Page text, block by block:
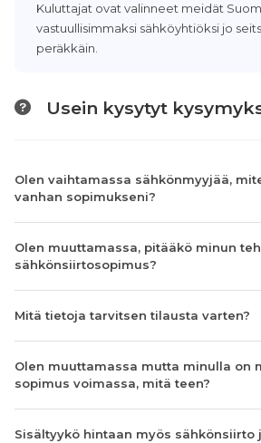
Kuluttajat ovat valinneet meidät
vastuullisimmaksi sähköyhtiöksi jo
peräkkäin.
Usein kysytyt
Olen vaihtamassa sähkönmyyjää,
vanhan sopimukseni?
Olen muuttamassa, pitääkö minun
sähkönsiirtosopimus?
Mitä tietoja tarvitsen tilausta varten?
Olen muuttamassa mutta minulla on
sopimus voimassa, mitä teen?
Sisältyykö hintaan myös sähkönsiirto